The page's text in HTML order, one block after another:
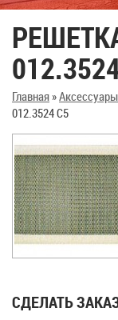
Главная»Аксессуары
012.3524 C5
СДЕЛАТЬ